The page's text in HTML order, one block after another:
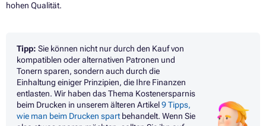
hohen Qualität.
Tipp: Sie können nicht nur durch den Kauf von
kompatiblen oder alternativen Patronen und
Tonern sparen, sondern auch durch die
Einhaltung einiger Prinzipien, die Ihre Finanzen
entlasten. Wir haben das Thema Kostenersparnis
beim Drucken in unserem älteren Artikel9 Tipps,
wie man beim Drucken spart behandelt. Wenn Sie